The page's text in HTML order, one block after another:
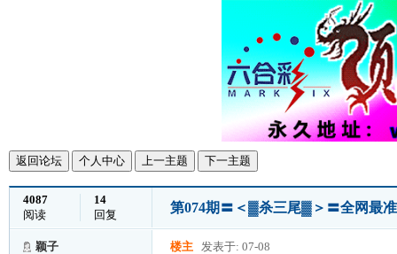
返回论坛 个人中心 上一主题 下一主题
4087
阅读
14
回复
第074期〓＜▓杀三尾▓＞〓全网最
颖子 楼主 发表于: 07-08